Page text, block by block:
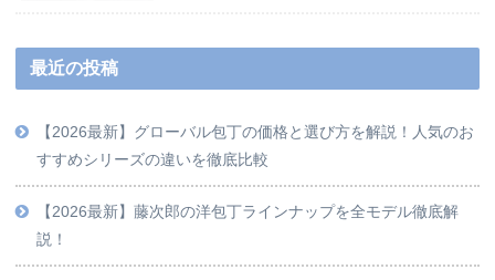
最近の投稿
【2026最新】グローバル包丁の価格と選び方を解説！人気のお
すすめシリーズの違いを徹底比較
【2026最新】藤次郎の洋包丁ラインナップを全モデル徹底解
説！